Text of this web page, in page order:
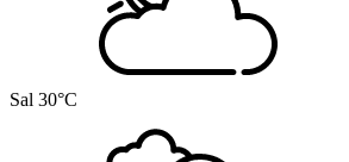
Sal 30°C